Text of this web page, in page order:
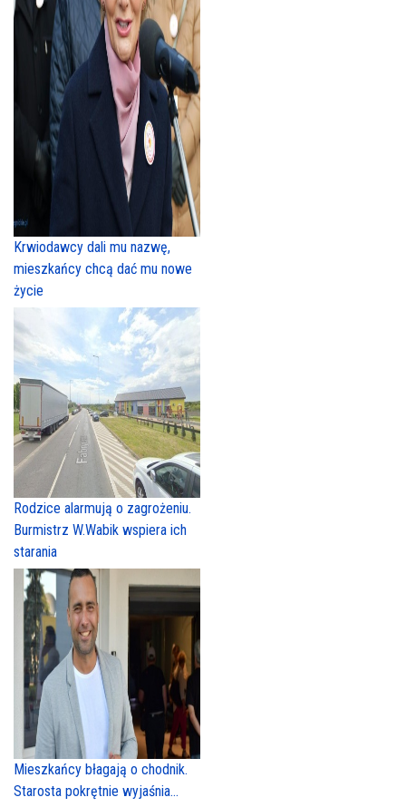
Krwiodawcy dali mu nazwę,
mieszkańcy chcą dać mu nowe
życie
Rodzice alarmują o zagrożeniu.
Burmistrz W.Wabik wspiera ich
starania
Mieszkańcy błagają o chodnik.
Starosta pokrętnie wyjaśnia...